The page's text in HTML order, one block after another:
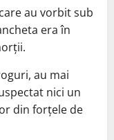
au vorbit sub
era în
au mai
nici un
din forțele de